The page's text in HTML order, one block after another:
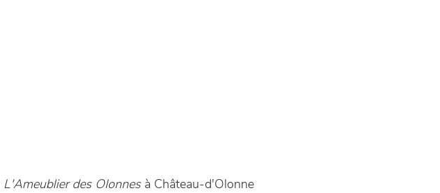
L'Ameublier des Olonnesà Château-d'Olonne